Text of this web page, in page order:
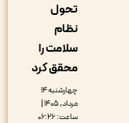
سلامت را
محقق کرد
چهارشنبه ۱۴
مرداد, ۱۴۰۵ |